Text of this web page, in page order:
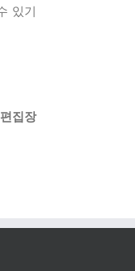
있기
집장